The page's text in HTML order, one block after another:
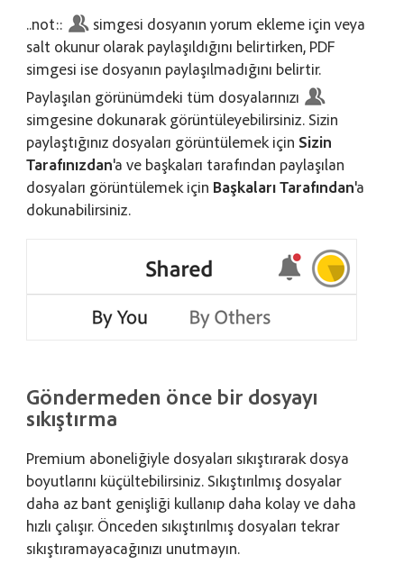
..not::
simgesi dosyanın yorum ekleme için veya
salt okunur olarak paylaşıldığını belirtirken, PDF
simgesi ise dosyanın paylaşılmadığını belirtir.
Paylaşılan görünümdeki tüm dosyalarınızı
simgesine dokunarak görüntüleyebilirsiniz. Sizin
paylaştığınız dosyaları görüntülemek için Sizin
Tarafınızdan'a ve başkaları tarafından paylaşılan
dosyaları görüntülemek için Başkaları Tarafından'a
dokunabilirsiniz.
Göndermeden önce bir dosyayı
sıkıştırma
Premium aboneliğiyle dosyaları sıkıştırarak dosya
boyutlarını küçültebilirsiniz. Sıkıştırılmış dosyalar
daha az bant genişliği kullanıp daha kolay ve daha
hızlı çalışır. Önceden sıkıştırılmış dosyaları tekrar
sıkıştıramayacağınızı unutmayın.